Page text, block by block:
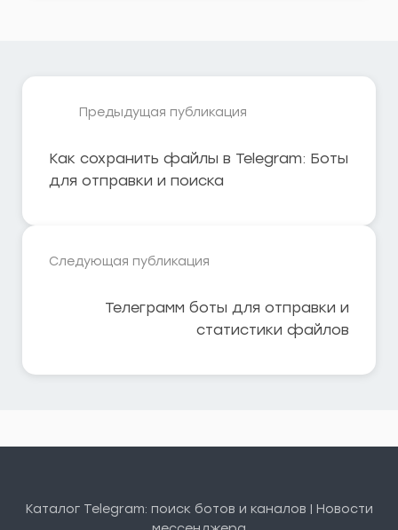
Предыдущая публикация
Как сохранить файлы в Telegram: Боты
для отправки и поиска
Следующая публикация
Телеграмм боты для отправки и
статистики файлов
Каталог Telegram: поиск ботов и каналов | Новости